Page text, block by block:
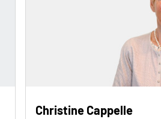
Christine Cappelle